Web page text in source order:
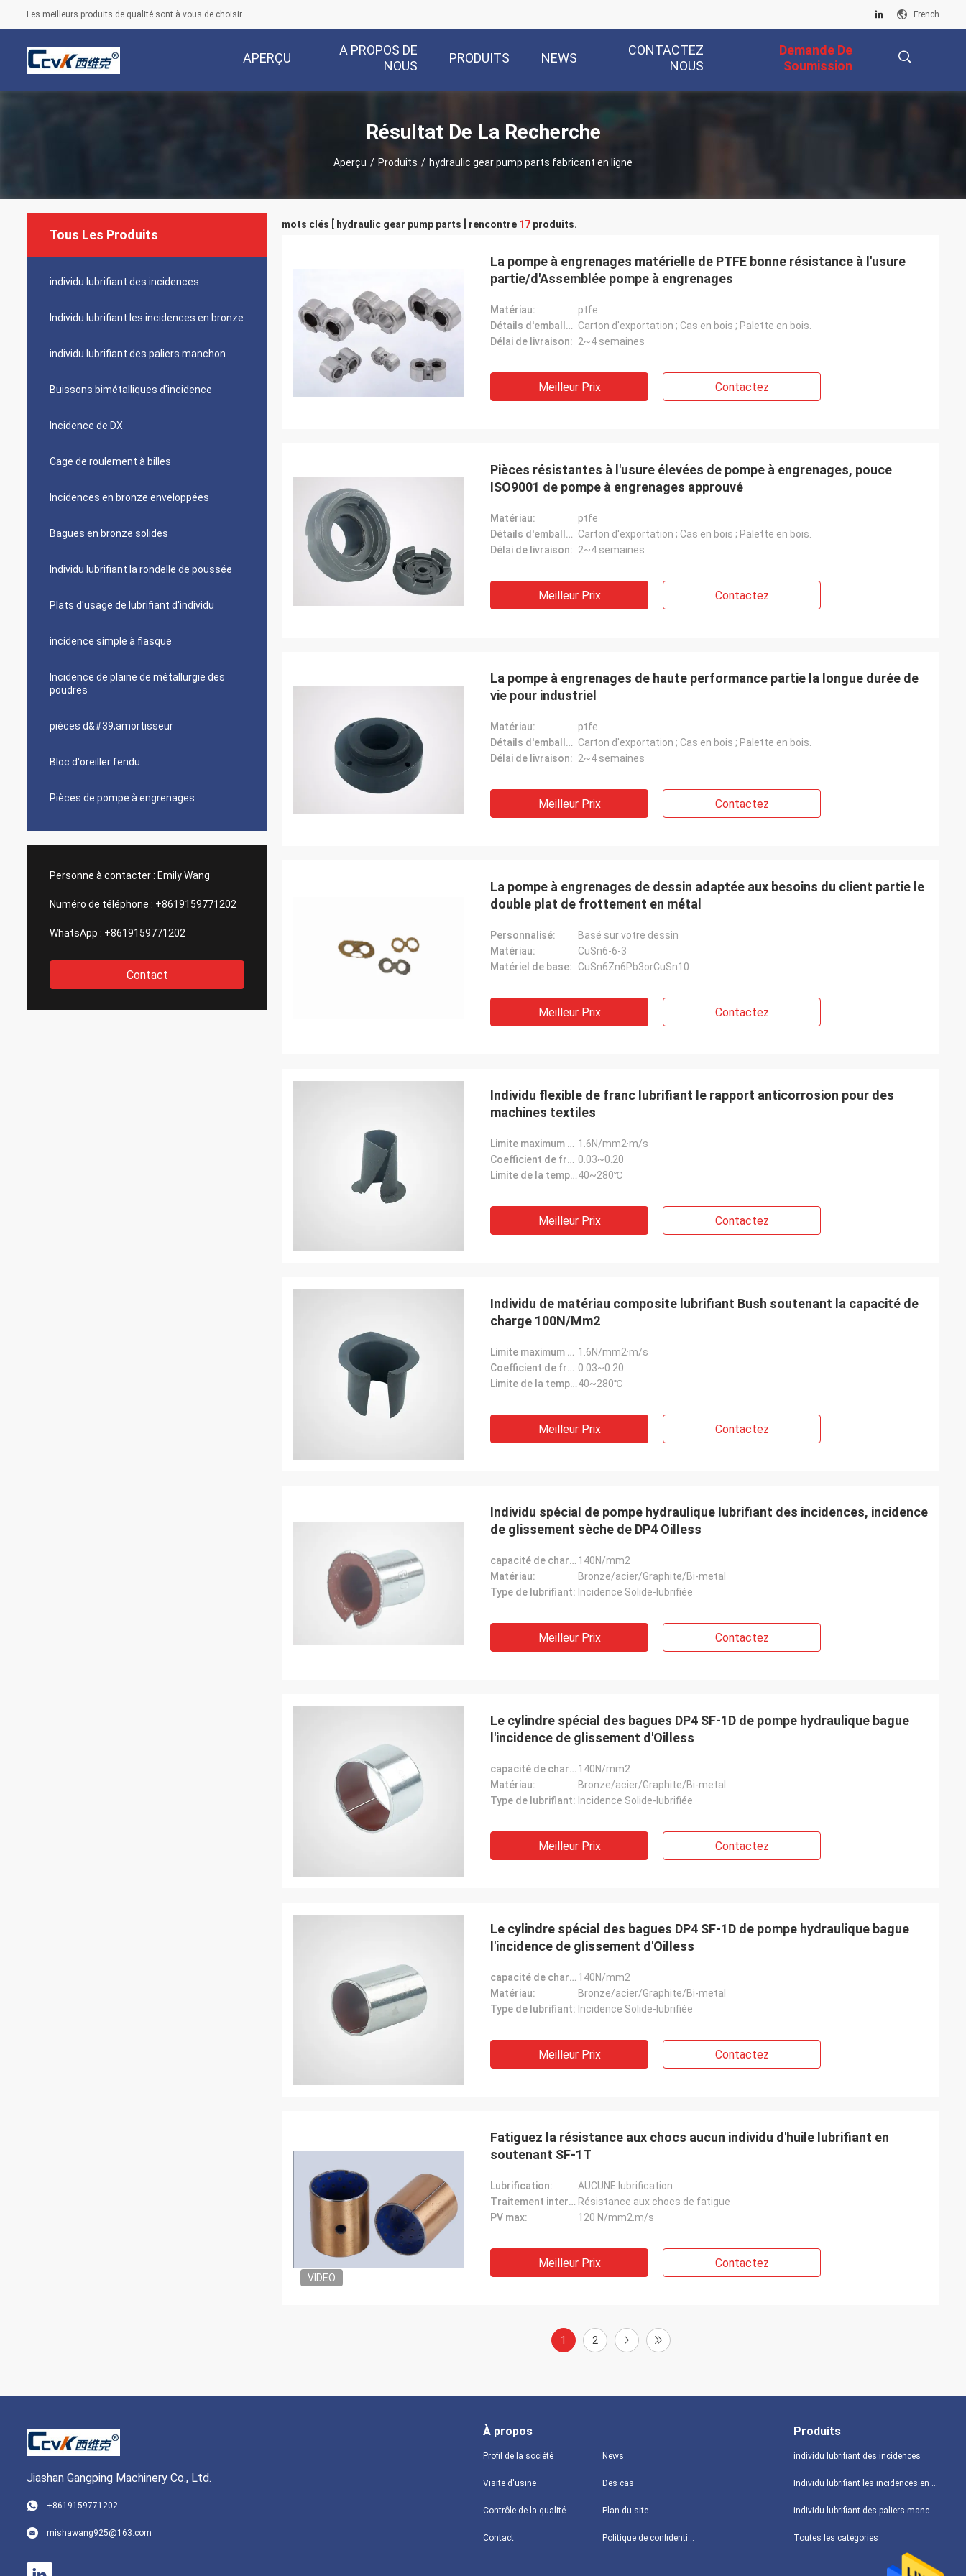
Les meilleurs produits de qualité sont à vous de choisir French
APERÇU
A PROPOS DE
NOUS
PRODUITS NEWS
CONTACTEZ
NOUS
Demande De
Soumission
Résultat De La Recherche
Aperçu / Produits / hydraulic gear pump parts fabricant en ligne
Tous Les Produits
individu lubrifiant des incidences
Individu lubrifiant les incidences en bronze
individu lubrifiant des paliers manchon
Buissons bimétalliques d'incidence
Incidence de DX
Cage de roulement à billes
Incidences en bronze enveloppées
Bagues en bronze solides
Individu lubrifiant la rondelle de poussée
Plats d'usage de lubrifiant d'individu
incidence simple à flasque
Incidence de plaine de métallurgie des
poudres
pièces d&#39;amortisseur
Bloc d'oreiller fendu
Pièces de pompe à engrenages
Personne à contacter : Emily Wang
Numéro de téléphone : +8619159771202
WhatsApp : +8619159771202
Contact
mots clés [ hydraulic gear pump parts ] rencontre 17 produits.
La pompe à engrenages matérielle de PTFE bonne résistance à l'usure
partie/d'Assemblée pompe à engrenages
Matériau:
ptfe
Détails d'emballage: Carton d'exportation ; Cas en bois ; Palette en bois.
Délai de livraison: 2~4 semaines
Meilleur Prix Contactez
Pièces résistantes à l'usure élevées de pompe à engrenages, pouce
ISO9001 de pompe à engrenages approuvé
Matériau:
ptfe
Détails d'emballage: Carton d'exportation ; Cas en bois ; Palette en bois.
Délai de livraison: 2~4 semaines
Meilleur Prix Contactez
La pompe à engrenages de haute performance partie la longue durée de
vie pour industriel
Matériau:
ptfe
Détails d'emballage: Carton d'exportation ; Cas en bois ; Palette en bois.
Délai de livraison: 2~4 semaines
Meilleur Prix Contactez
La pompe à engrenages de dessin adaptée aux besoins du client partie le
double plat de frottement en métal
Personnalisé:
Basé sur votre dessin
Matériau:
CuSn6-6-3
Matériel de base:
CuSn6Zn6Pb3orCuSn10
Meilleur Prix Contactez
Individu flexible de franc lubrifiant le rapport anticorrosion pour des
machines textiles
Limite maximum de valeur de picovolte: 1.6N/mm2·m/s
Coefficient de frottement (μ): 0.03~0.20
Limite de la température:40~280℃
Meilleur Prix Contactez
Individu de matériau composite lubrifiant Bush soutenant la capacité de
charge 100N/Mm2
Limite maximum de valeur de picovolte: 1.6N/mm2·m/s
Coefficient de frottement (μ): 0.03~0.20
Limite de la température:40~280℃
Meilleur Prix Contactez
Individu spécial de pompe hydraulique lubrifiant des incidences, incidence
de glissement sèche de DP4 Oilless
capacité de charge: 140N/mm2
Matériau:
Bronze/acier/Graphite/Bi-metal
Type de lubrifiant: Incidence Solide-lubrifiée
Meilleur Prix Contactez
Le cylindre spécial des bagues DP4 SF-1D de pompe hydraulique bague
l'incidence de glissement d'Oilless
capacité de charge: 140N/mm2
Matériau:
Bronze/acier/Graphite/Bi-metal
Type de lubrifiant: Incidence Solide-lubrifiée
Meilleur Prix Contactez
Le cylindre spécial des bagues DP4 SF-1D de pompe hydraulique bague
l'incidence de glissement d'Oilless
capacité de charge: 140N/mm2
Matériau:
Bronze/acier/Graphite/Bi-metal
Type de lubrifiant: Incidence Solide-lubrifiée
Meilleur Prix Contactez
VIDEO
Fatiguez la résistance aux chocs aucun individu d'huile lubrifiant en
soutenant SF-1T
Lubrification:
AUCUNE lubrification
Traitement interne: Résistance aux chocs de fatigue
PV max:
120 N/mm2.m/s
Meilleur Prix Contactez
1 2
Jiashan Gangping Machinery Co., Ltd.
+8619159771202
mishawang925@163.com
À propos
Profil de la société
Visite d'usine
Contrôle de la qualité
Contact
News
Des cas
Plan du site
Politique de confidentialité
Produits
individu lubrifiant des incidences
Individu lubrifiant les incidences en bronze
individu lubrifiant des paliers manchon
Toutes les catégories